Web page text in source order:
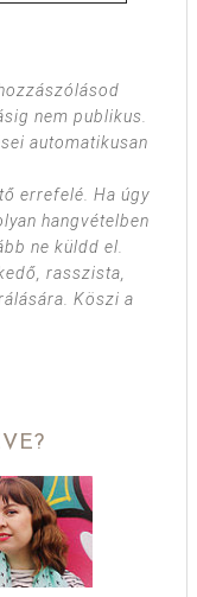
nem publikus.
automatikusan
errefelé. Ha úgy
hangvételben
ne küldd el.
rasszista,
Köszi a